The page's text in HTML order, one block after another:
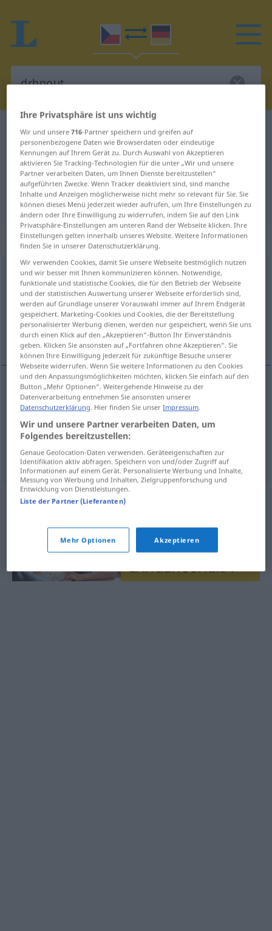
Tschechisch-Deutsch Wörterbuch drhnout
Tschechisch-Deutsch Übersetzung
für "drhnout"
"drhnout" Deutsch Übersetzung
„drhnout“
drhnout(vy-< -hl/-hnul, -hnut>)
Übersicht aller Übersetzungen
(Für mehr Details die Übersetzung anklicken/antippen)
scheuern, reiben, schleifen, klöppeln
scheuern,reibensauber drhnout
schleifenRad drhnout
klöppelnSpitzen drhnout
Ihre Privatsphäre ist uns wichtig
Wir und unsere716-Partner speichern und greifen auf
personenbezogene Daten wie Browserdaten oder eindeutige
Kennungen auf Ihrem Gerät zu. Durch Auswahl von Akzeptieren
aktivieren Sie Tracking-Technologien für die unter „Wir und unsere
Partner verarbeiten Daten, um Ihnen Dienste bereitzustellen“
aufgeführten Zwecke. Wenn Tracker deaktiviert sind, sind manche
Inhalte und Anzeigen möglicherweise nicht mehr so relevant für Sie. Sie
können dieses Menü jederzeit wieder aufrufen, um Ihre Einstellungen zu
ändern oder Ihre Einwilligung zu widerrufen, indem Sie auf den Link
Privatsphäre-Einstellungen am unteren Rand der Webseite klicken. Ihre
Einstellungen gelten innerhalb unseres Website. Weitere Informationen
finden Sie in unserer Datenschutzerklärung.
Wir verwenden Cookies, damit Sie unsere Webseite bestmöglich nutzen
und wir besser mit Ihnen kommunizieren können. Notwendige,
funktionale und statistische Cookies, die für den Betrieb der Webseite
und der statistischen Auswertung unserer Webseite erforderlich sind,
werden auf Grundlage unserer Vorauswahl immer auf Ihrem Endgerät
gespeichert. Marketing-Cookies und Cookies, die der Bereitstellung
personalisierter Werbung dienen, werden nur gespeichert, wenn Sie uns
durch einen Klick auf den „Akzeptieren“-Button Ihr Einverständnis
geben. Klicken Sie ansonsten auf „Fortfahren ohne Akzeptieren“. Sie
können Ihre Einwilligung jederzeit für zukünftige Besuche unserer
Webseite widerrufen. Wenn Sie weitere Informationen zu den Cookies
und den Anpassungsmöglichkeiten möchten, klicken Sie einfach auf den
Button „Mehr Optionen“. Weitergehende Hinweise zu der
Datenverarbeitung entnehmen Sie ansonsten unserer
Datenschutzerklärung. Hier finden Sie unserImpressum.
Wir und unsere Partner verarbeiten Daten, um
Folgendes bereitzustellen:
Genaue Geolocation-Daten verwenden. Geräteeigenschaften zur
Identifikation aktiv abfragen. Speichern von und/oder Zugriff auf
Informationen auf einem Gerät. Personalisierte Werbung und Inhalte,
Messung von Werbung und Inhalten, Zielgruppenforschung und
Entwicklung von Dienstleistungen.
Liste der Partner (Lieferanten)
Mehr Optionen Akzeptieren